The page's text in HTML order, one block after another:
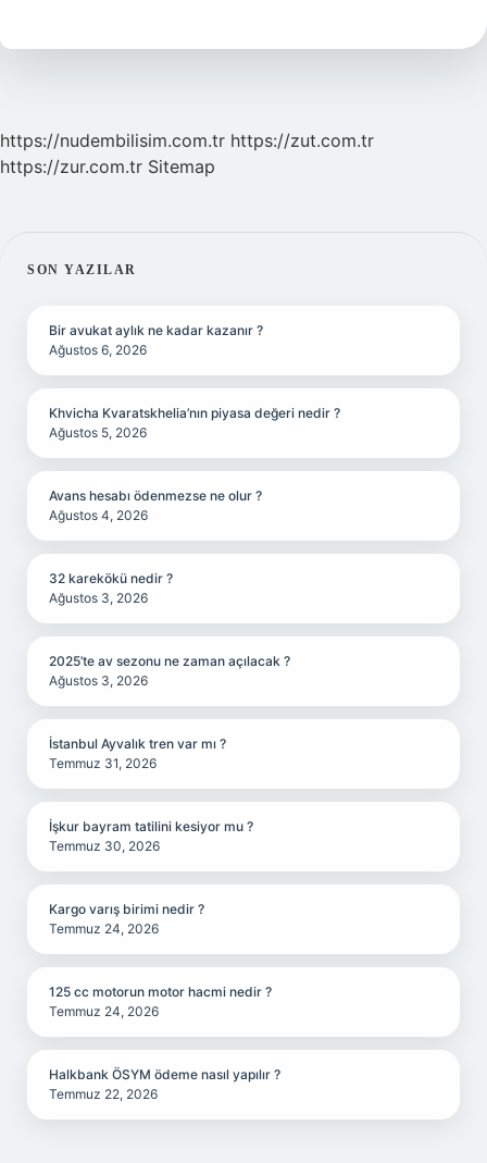
https://nudembilisim.com.tr https://zut.com.tr
https://zur.com.tr Sitemap
SIDEBAR
SON YAZILAR
Bir avukat aylık ne kadar kazanır ?
Ağustos 6, 2026
Khvicha Kvaratskhelia’nın piyasa değeri nedir ?
Ağustos 5, 2026
Avans hesabı ödenmezse ne olur ?
Ağustos 4, 2026
32 karekökü nedir ?
Ağustos 3, 2026
2025’te av sezonu ne zaman açılacak ?
Ağustos 3, 2026
İstanbul Ayvalık tren var mı ?
Temmuz 31, 2026
İşkur bayram tatilini kesiyor mu ?
Temmuz 30, 2026
Kargo varış birimi nedir ?
Temmuz 24, 2026
125 cc motorun motor hacmi nedir ?
Temmuz 24, 2026
Halkbank ÖSYM ödeme nasıl yapılır ?
Temmuz 22, 2026